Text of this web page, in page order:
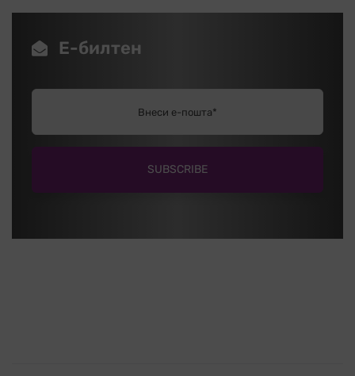
Е-билтен